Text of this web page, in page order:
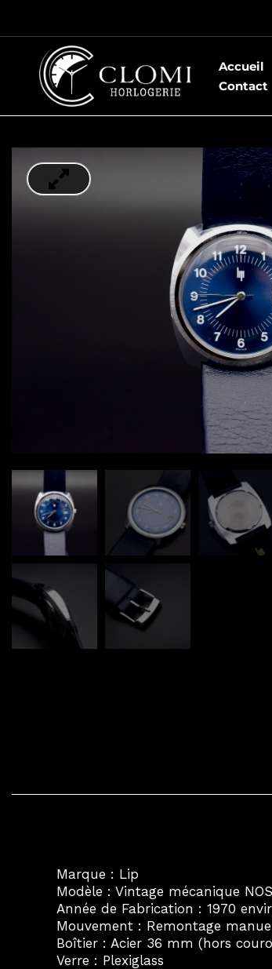
contenu
Accueil
Contact
Marque : Lip
Modèle : Vintage mécanique NOS
Année de Fabrication : 1970
Mouvement : Remontage
Boîtier : Acier 36 mm (hors
Verre : Plexiglass